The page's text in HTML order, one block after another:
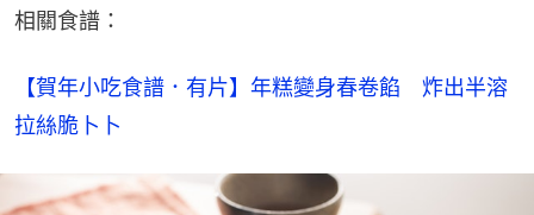
相關食譜：
【賀年小吃食譜．有片】年糕變身春卷餡　炸出半溶
拉絲脆卜卜